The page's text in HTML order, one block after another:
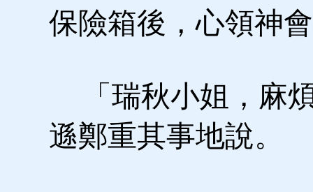
保險箱後，心領神
「瑞秋小姐，麻
遜鄭重其事地說。